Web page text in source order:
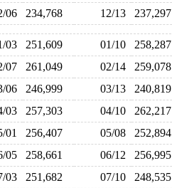
06 234,768 12/13
03 251,609 01/10
07 261,049 02/14
06 246,999 03/13
03 257,303 04/10
01 256,407 05/08
05 258,661 06/12
03 251,682 07/10